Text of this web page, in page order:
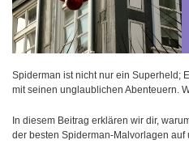
Spiderman ist nicht nur ein Superheld;
mit seinen unglaublichen Abenteuern.
In diesem Beitrag erklären wir dir,
der besten Spiderman-Malvorlagen